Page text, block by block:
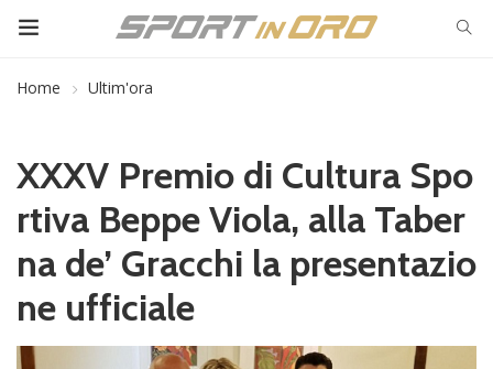
Home Ultim'ora
XXXV Premio di Cultura Spo
rtiva Beppe Viola, alla Taber
na de’ Gracchi la presentazio
ne ufficiale